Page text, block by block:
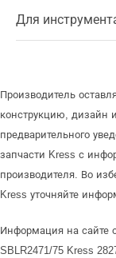
Для
Производитель
конструкцию, дизайн
предварительного
запчасти Kress с
производителя. Во
Kress уточняйте
Информация на сайте
SBLR2471/75 Kress